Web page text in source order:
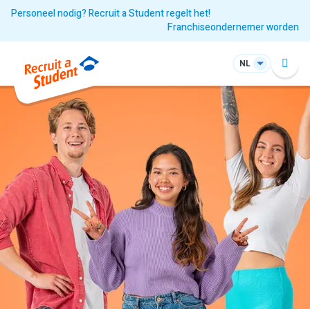
Personeel nodig? Recruit a Student regelt het!
Franchiseondernemer worden
NL